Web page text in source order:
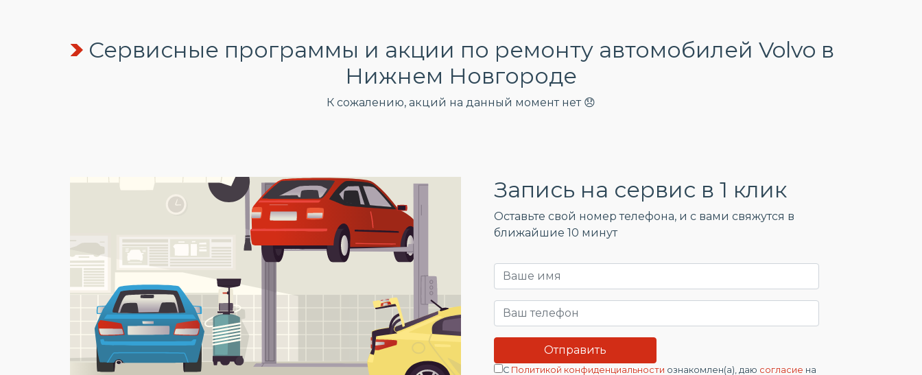
Сервисные программы и акции по ремонту автомобилей Volvo в
Нижнем Новгороде
К сожалению, акций на данный момент нет 😞
Запись на сервис в 1 клик
Оставьте свой номер телефона, и c вами свяжутся в
ближайшие 10 минут
С Политикой конфиденциальности ознакомлен(а), даю согласие на